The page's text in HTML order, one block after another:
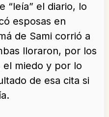
“leía” el diario, lo
esposas en
de Sami corrió a
lloraron, por los
el miedo y por lo
de esa cita si